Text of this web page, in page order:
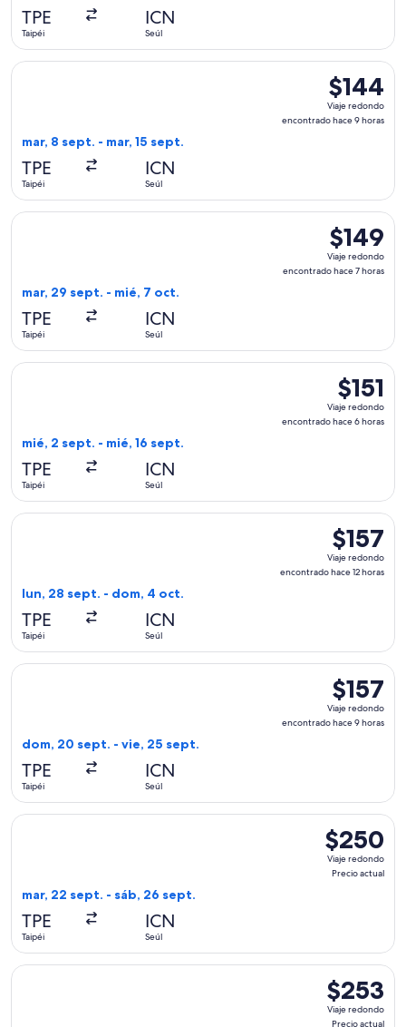
TPE
Taipéi
ICN
Seúl
$144
Viaje
redondo,
$144
Viaje redondo
encontrado hace 9 horas
mar, 8 sept. - mar, 15 sept.
TPE
Taipéi
ICN
Seúl
Seleccionar vuelo de Scoot, con salida el mar, 8 sept.
$149
Viaje
redondo,
$149
Viaje redondo
encontrado hace 7 horas
mar, 29 sept. - mié, 7 oct.
TPE
Taipéi
ICN
Seúl
Seleccionar vuelo de Scoot, con salida el mar, 29 sept.
$151
Viaje
redondo,
$151
Viaje redondo
encontrado hace 6 horas
mié, 2 sept. - mié, 16 sept.
TPE
Taipéi
ICN
Seúl
Seleccionar vuelo de Scoot, con salida el mié, 2 sept.
$157
Viaje
redondo,
$157
Viaje redondo
encontrado hace 12 horas
lun, 28 sept. - dom, 4 oct.
TPE
Taipéi
ICN
Seúl
Seleccionar vuelo de Scoot, con salida el lun, 28 sept.
$157
Viaje
redondo,
$157
Viaje redondo
encontrado hace 9 horas
dom, 20 sept. - vie, 25 sept.
TPE
Taipéi
ICN
Seúl
Seleccionar vuelo de Scoot, con salida el dom, 20 sept.
$250
Viaje
redondo,
$250
Viaje redondo
Precio actual
mar, 22 sept. - sáb, 26 sept.
TPE
Taipéi
ICN
Seúl
Seleccionar vuelo de Hahn Air Systems, con salida el mar,
$253
Viaje
redondo,
$253
Viaje redondo
Precio actual
Seleccionar vuelo de Korean Air, con salida el mié, 30